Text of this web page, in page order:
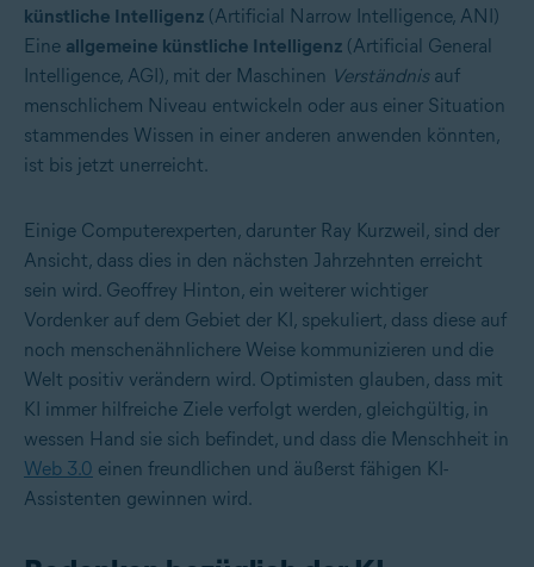
künstliche Intelligenz (Artificial Narrow Intelligence, ANI)
Eine allgemeine künstliche Intelligenz (Artificial General
Intelligence, AGI), mit der Maschinen Verständnisauf
menschlichem Niveau entwickeln oder aus einer Situation
stammendes Wissen in einer anderen anwenden könnten,
ist bis jetzt unerreicht.
Einige Computerexperten, darunter Ray Kurzweil, sind der
Ansicht, dass dies in den nächsten Jahrzehnten erreicht
sein wird. Geoffrey Hinton, ein weiterer wichtiger
Vordenker auf dem Gebiet der KI, spekuliert, dass diese auf
noch menschenähnlichere Weise kommunizieren und die
Welt positiv verändern wird. Optimisten glauben, dass mit
KI immer hilfreiche Ziele verfolgt werden, gleichgültig, in
wessen Hand sie sich befindet, und dass die Menschheit in
Web 3.0 einen freundlichen und äußerst fähigen KI-
Assistenten gewinnen wird.